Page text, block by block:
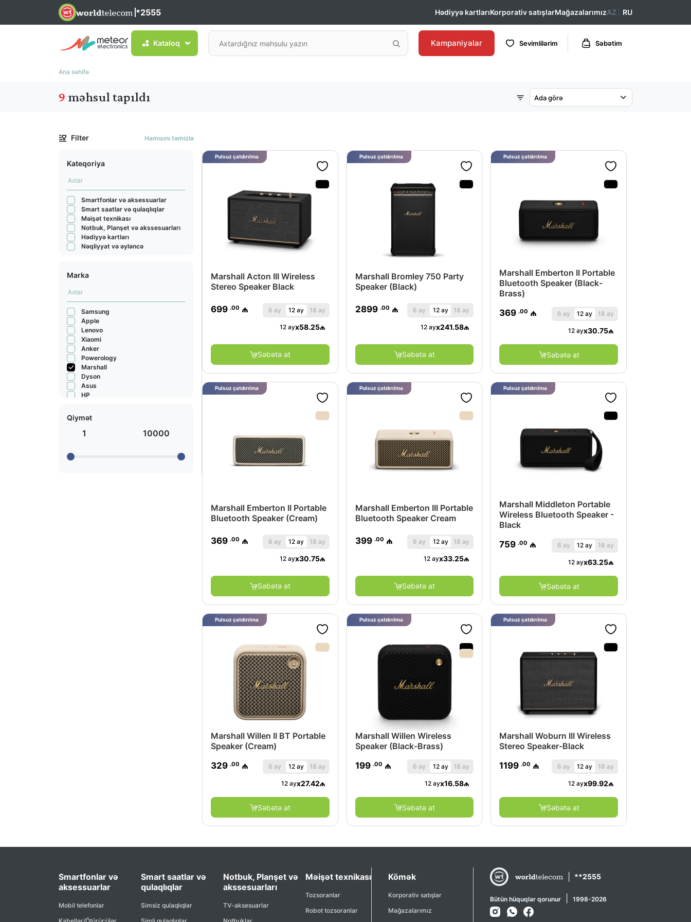
*2555 Hədiyyə kartlarıKorporativ satışlarMağazalarımızAZ RU
Kataloq Kampaniyalar Sevimlilərim Səbətim
Ana səhifə
9 məhsul tapıldı Ada görə
Filter Hamısını təmizlə
Kateqoriya
Smartfonlar və aksessuarlar
Smart saatlar və qulaqlıqlar
Məişət texnikası
Notbuk, Planşet və akssesuarları
Hədiyyə kartları
Nəqliyyat və əyləncə
Marka
Samsung
Apple
Lenovo
Xiaomi
Anker
Powerology
Marshall
Dyson
Asus
HP
JBL
Acer
Sony
Qiymət
1 10000
Marshall Acton III Wireless
Stereo Speaker Black
699 .00 ₼ 6 ay 12 ay 18 ay
12 ayx58.25₼
Səbətə at
Pulsuz çatdırılma
Marshall Bromley 750 Party
Speaker (Black)
2899 .00 ₼ 6 ay 12 ay 18 ay
12 ayx241.58₼
Səbətə at
Pulsuz çatdırılma
Marshall Emberton II Portable
Bluetooth Speaker (Black-
Brass)
369.00 ₼ 6 ay 12 ay 18 ay
12 ayx30.75₼
Səbətə at
Pulsuz çatdırılma
Marshall Emberton II Portable
Bluetooth Speaker (Cream)
369 .00 ₼ 6 ay 12 ay 18 ay
12 ayx30.75₼
Səbətə at
Pulsuz çatdırılma
Marshall Emberton III Portable
Bluetooth Speaker Cream
399 .00 ₼ 6 ay 12 ay 18 ay
12 ayx33.25₼
Səbətə at
Pulsuz çatdırılma
Marshall Middleton Portable
Wireless Bluetooth Speaker -
Black
759.00 ₼ 6 ay 12 ay 18 ay
12 ayx63.25₼
Səbətə at
Pulsuz çatdırılma
Marshall Willen II BT Portable
Speaker (Cream)
329 .00 ₼ 6 ay 12 ay 18 ay
12 ayx27.42₼
Səbətə at
Pulsuz çatdırılma
Marshall Willen Wireless
Speaker (Black-Brass)
199 .00 ₼ 6 ay 12 ay 18 ay
12 ayx16.58₼
Səbətə at
Pulsuz çatdırılma
Marshall Woburn III Wireless
Stereo Speaker-Black
1199.00 ₼ 6 ay 12 ay 18 ay
12 ayx99.92₼
Səbətə at
Pulsuz çatdırılma
Smartfonlar və
aksessuarlar
Mobil telefonlar
Smart saatlar və
qulaqlıqlar
Simsiz qulaqlıqlar
Notbuk, Planşet və
akssesuarları
TV-aksesuarlar
Məişət texnikası
Tozsoranlar
Robot tozsoranlar
Kömək
Korporativ satışlar
Mağazalarımız
**2555
Bütün hüquqlar qorunur 1998-2026